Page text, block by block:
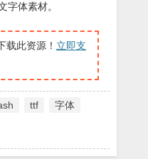
字体素材。
载此资源！ 立即支
ttf 字体